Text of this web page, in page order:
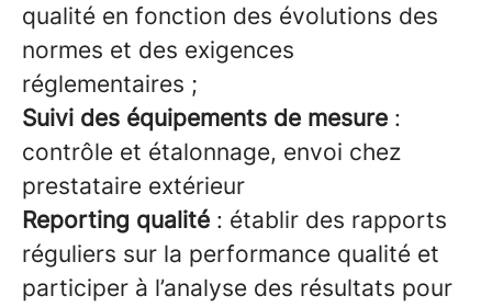
qualité en fonction des évolutions des
normes et des exigences
réglementaires ;
Suivi des équipements de mesure :
contrôle et étalonnage, envoi chez
prestataire extérieur
Reporting qualité : établir des rapports
réguliers sur la performance qualité et
participer à l’analyse des résultats pour